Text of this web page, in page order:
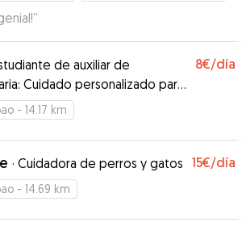
”
de auxiliar de
Cuidado personalizado para
8€/día
- 14.17 km
· Cuidadora de perros y gatos 15€/día
- 14.69 km